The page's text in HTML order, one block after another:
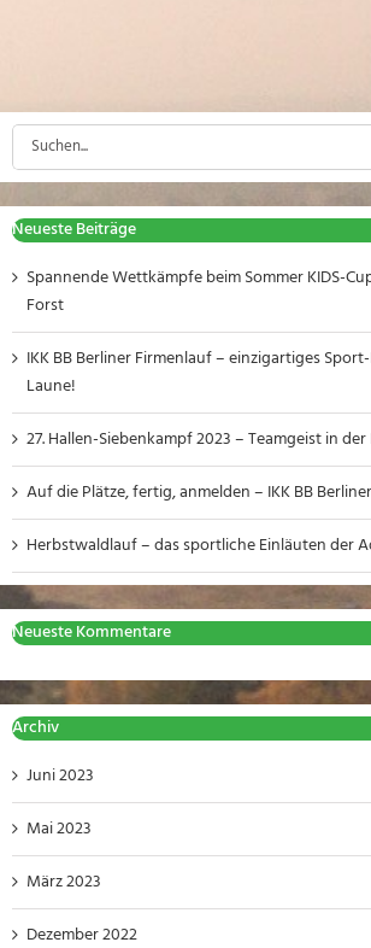
Suche
nach:
Neueste Beiträge
Spannende Wettkämpfe beim Sommer KIDS-
Forst
IKK BB Berliner Firmenlauf – einzigartiges
Laune!
27. Hallen-Siebenkampf 2023 – Teamgeist in
Auf die Plätze, fertig, anmelden – IKK BB
Herbstwaldlauf – das sportliche Einläuten der
Neueste Kommentare
Archiv
Juni 2023
Mai 2023
März 2023
Dezember 2022